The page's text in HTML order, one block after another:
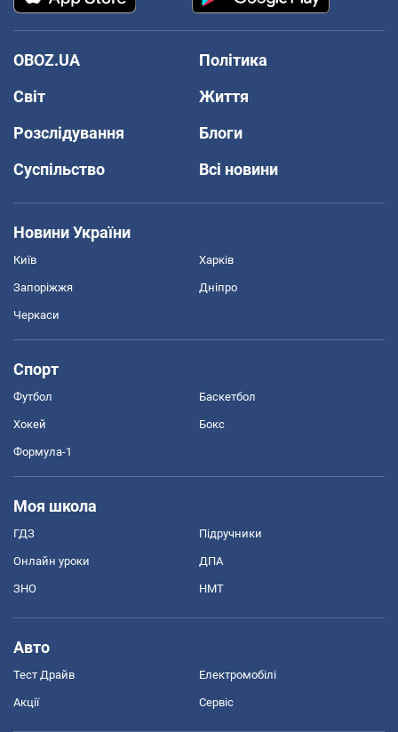
OBOZ.UA
Політика
Світ
Життя
Розслідування
Блоги
Суспільство
Всі новини
Новини України
Київ Харків
Запоріжжя Дніпро
Черкаси
Спорт
Футбол Баскетбол
Хокей Бокс
Формула-1
Моя школа
ГДЗ Підручники
Онлайн уроки ДПА
ЗНО НМТ
Авто
Тест Драйв Електромобілі
Акції Сервіс